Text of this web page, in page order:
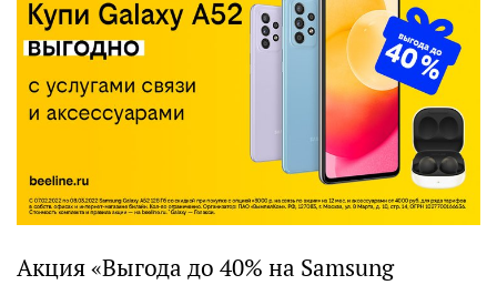
Акция «Выгода до 40% на Samsung